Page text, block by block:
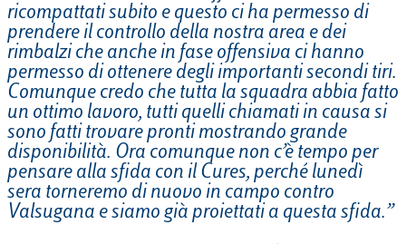
ricompattati subito e questo ci ha permesso di
prendere il controllo della nostra area e dei
rimbalzi che anche in fase offensiva ci hanno
permesso di ottenere degli importanti secondi tiri.
Comunque credo che tutta la squadra abbia fatto
un ottimo lavoro, tutti quelli chiamati in causa si
sono fatti trovare pronti mostrando grande
disponibilità. Ora comunque non c’è tempo per
pensare alla sfida con il Cures, perché lunedì
sera torneremo di nuovo in campo contro
Valsugana e siamo già proiettati a questa sfida.”